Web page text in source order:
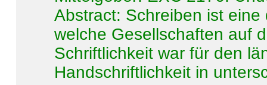
Abstract: Schreiben ist
welche Gesellschaften auf
Schriftlichkeit war für den
Handschriftlichkeit in